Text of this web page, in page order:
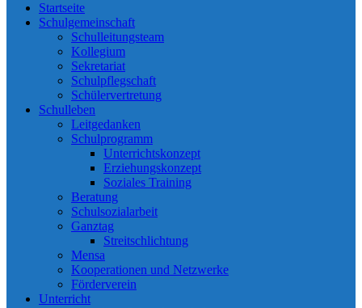
Startseite
Schulgemeinschaft
Schulleitungsteam
Kollegium
Sekretariat
Schulpflegschaft
Schülervertretung
Schulleben
Leitgedanken
Schulprogramm
Unterrichtskonzept
Erziehungskonzept
Soziales Training
Beratung
Schulsozialarbeit
Ganztag
Streitschlichtung
Mensa
Kooperationen und Netzwerke
Förderverein
Unterricht